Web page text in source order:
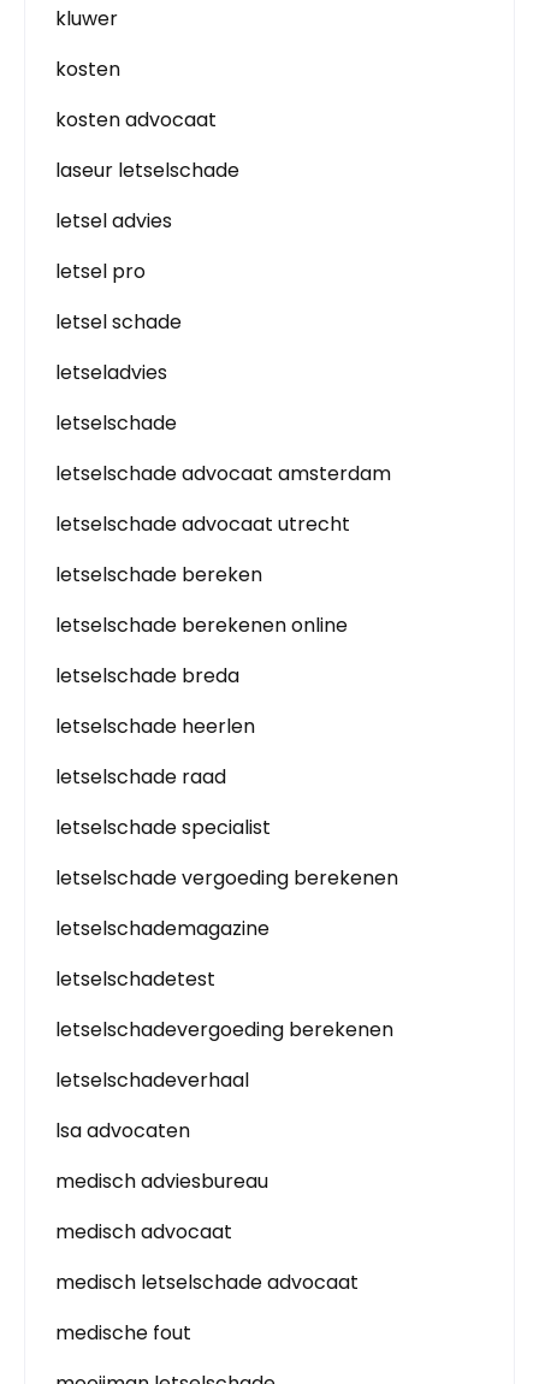
kluwer
kosten
kosten advocaat
laseur letselschade
letsel advies
letsel pro
letsel schade
letseladvies
letselschade
letselschade advocaat amsterdam
letselschade advocaat utrecht
letselschade bereken
letselschade berekenen online
letselschade breda
letselschade heerlen
letselschade raad
letselschade specialist
letselschade vergoeding berekenen
letselschademagazine
letselschadetest
letselschadevergoeding berekenen
letselschadeverhaal
lsa advocaten
medisch adviesbureau
medisch advocaat
medisch letselschade advocaat
medische fout